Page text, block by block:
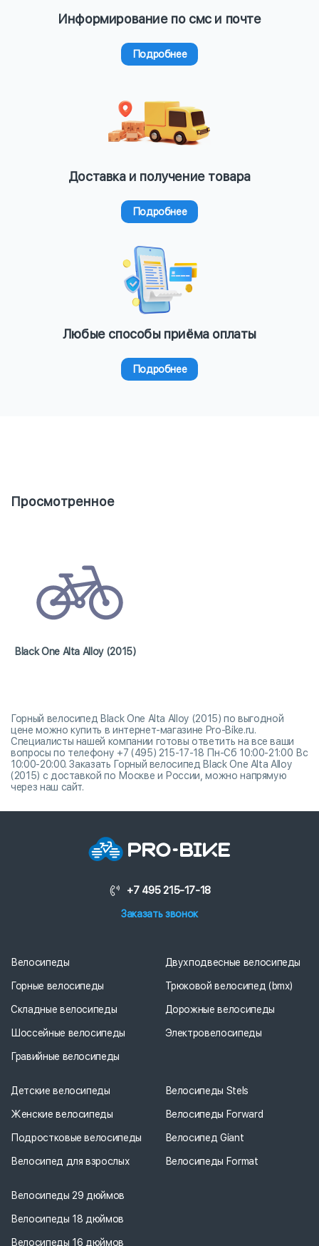
Информирование по смс и почте
Подробнее
Доставка и получение товара
Подробнее
Любые способы приёма оплаты
Подробнее
Просмотренное
Black One Alta Alloy (2015)
Горный велосипед Black One Alta Alloy (2015) по выгодной
цене можно купить в интернет-магазине Pro-Bike.ru.
Специалисты нашей компании готовы ответить на все ваши
вопросы по телефону +7 (495) 215-17-18 Пн-Сб 10:00-21:00 Вс
10:00-20:00. Заказать Горный велосипед Black One Alta Alloy
(2015) с доставкой по Москве и России, можно напрямую
через наш сайт.
+7 495 215-17-18
Заказать звонок
Велосипеды
Горные велосипеды
Складные велосипеды
Шоссейные велосипеды
Гравийные велосипеды
Двухподвесные велосипеды
Трюковой велосипед (bmx)
Дорожные велосипеды
Электровелосипеды
Детские велосипеды
Женские велосипеды
Подростковые велосипеды
Велосипед для взрослых
Велосипеды Stels
Велосипеды Forward
Велосипед Giant
Велосипеды Format
Велосипеды 29 дюймов
Велосипеды 18 дюймов
Велосипеды 16 дюймов